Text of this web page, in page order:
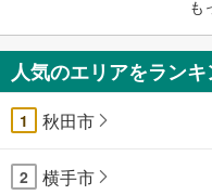
も
人気のエリアをラン
1 秋田市
2 横手市